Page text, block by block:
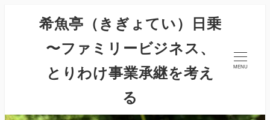
希魚亭（きぎょてい）日乗
〜ファミリービジネス、
とりわけ事業承継を考え
る
MENU